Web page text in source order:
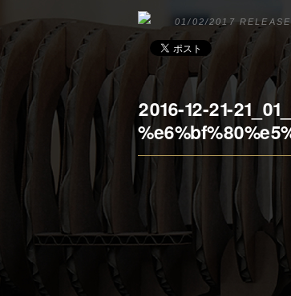
01/02/2017 RELEASE
2016-12-21-